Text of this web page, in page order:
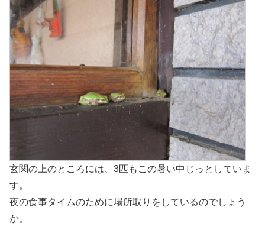
玄関の上のところには、3匹もこの暑い中じっとしていま
す。
夜の食事タイムのために場所取りをしているのでしょう
か。